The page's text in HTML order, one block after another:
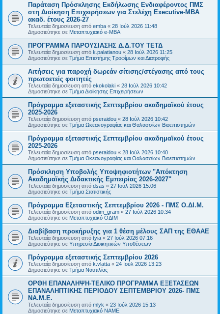
Παράταση Πρόσκλησης Εκδήλωσης Ενδιαφέροντος ΠΜΣ
στη Διοίκηση Επιχειρήσεων για Στελέχη Executive-MBΑ
ακαδ. έτους 2026-27
Τελευταία δημοσίευση από emba « 28 Ιούλ 2026 11:48
Δημοσιεύτηκε σε Μεταπτυχιακό e-MBA
ΠΡΟΓΡΑΜΜΑ ΠΑΡΟΥΣΙΑΣΗΣ Δ.Δ.ΤΟΥ ΤΕΤΔ
Τελευταία δημοσίευση από k.palatianou « 28 Ιούλ 2026 11:25
Δημοσιεύτηκε σε Τμήμα Επιστήμης Τροφίμων και Διατροφής
Αιτήσεις για παροχή δωρεάν σίτισης/στέγασης από τους
πρωτοετείς φοιτητές
Τελευταία δημοσίευση από ekokolaki « 28 Ιούλ 2026 10:42
Δημοσιεύτηκε σε Τμήμα Διοίκησης Επιχειρήσεων
Πρόγραμμα εξεταστικής Σεπτεμβρίου ακαδημαϊκού έτους
2025-2026
Τελευταία δημοσίευση από pseraidou « 28 Ιούλ 2026 10:42
Δημοσιεύτηκε σε Τμήμα Ωκεανογραφίας και Θαλασσίων Βιοεπιστημών
Πρόγραμμα εξεταστικής Σεπτεμβρίου ακαδημαϊκού έτους
2025-2026
Τελευταία δημοσίευση από pseraidou « 28 Ιούλ 2026 10:40
Δημοσιεύτηκε σε Τμήμα Ωκεανογραφίας και Θαλασσίων Βιοεπιστημών
Πρόσκληση Υποβολής Υποψηφιοτήτων "Απόκτηση
Ακαδημαϊκής Διδακτικής Εμπειρίας 2026-2027"
Τελευταία δημοσίευση από dsas « 27 Ιούλ 2026 15:06
Δημοσιεύτηκε σε Τμήμα Στατιστικής
Πρόγραμμα Εξεταστικής Σεπτεμβρίου 2026 - ΠΜΣ Ο.ΔΙ.Μ.
Τελευταία δημοσίευση από odim_gram « 27 Ιούλ 2026 10:34
Δημοσιεύτηκε σε Μεταπτυχιακό ΟΔΙΜ
Διαβίβαση προκήρυξης για 1 θέση μέλους ΣΑΠ της ΕΘΑΑΕ
Τελευταία δημοσίευση από tyia « 27 Ιούλ 2026 07:16
Δημοσιεύτηκε σε Υπηρεσία Διοικητικών Υποθέσεων
Πρόγραμμα εξεταστικής Σεπτεμβρίου 2026
Τελευταία δημοσίευση από k.vlatta « 24 Ιούλ 2026 13:23
Δημοσιεύτηκε σε Τμήμα Ναυτιλίας
ΟΡΘΗ ΕΠΑΝΑΛΗΨΗ-ΤΕΛΙΚΟ ΠΡΟΓΡΑΜΜΑ ΕΞΕΤΑΣΕΩΝ
ΕΠΑΝΑΛΗΠΤΙΚΗΣ ΠΕΡΙΟΔΟΥ ΣΕΠΤΕΜΒΡΙΟΥ 2026- ΠΜΣ
ΝΑ.Μ.Ε.
Τελευταία δημοσίευση από mlyk « 23 Ιούλ 2026 15:13
Δημοσιεύτηκε σε Μεταπτυχιακό ΝΑΜΕ